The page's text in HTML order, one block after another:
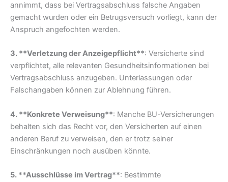
annimmt, dass bei Vertragsabschluss falsche Angaben
gemacht wurden oder ein Betrugsversuch vorliegt, kann der
Anspruch angefochten werden.
3. **Verletzung der Anzeigepflicht**: Versicherte sind
verpflichtet, alle relevanten Gesundheitsinformationen bei
Vertragsabschluss anzugeben. Unterlassungen oder
Falschangaben können zur Ablehnung führen.
4. **Konkrete Verweisung**: Manche BU-Versicherungen
behalten sich das Recht vor, den Versicherten auf einen
anderen Beruf zu verweisen, den er trotz seiner
Einschränkungen noch ausüben könnte.
5. **Ausschlüsse im Vertrag**: Bestimmte